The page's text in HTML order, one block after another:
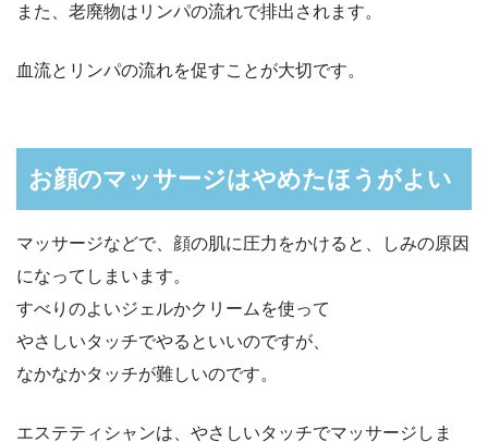
また、老廃物はリンパの流れで排出されます。
血流とリンパの流れを促すことが大切です。
お顔のマッサージはやめたほうがよい
マッサージなどで、顔の肌に圧力をかけると、しみの原因
になってしまいます。
すべりのよいジェルかクリームを使って
やさしいタッチでやるといいのですが、
なかなかタッチが難しいのです。
エステティシャンは、やさしいタッチでマッサージしま